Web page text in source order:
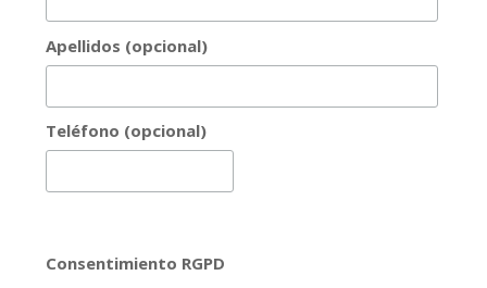
Apellidos (opcional)
Teléfono (opcional)
Consentimiento RGPD